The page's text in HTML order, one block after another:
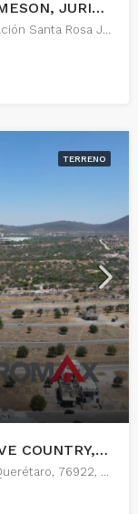
RENTA DE CASA EN VILLAS DEL MESON, JURIQUILLA, QUERETARO
Boulevard Misión de San Francisco, Delegación Santa Rosa Jáuregui, Juriquilla, Municipio de Querétaro, Querétaro, 76226, México
TERRENO
VENTA DE TERRENO EN PRESERVE COUNTRY, QUERETARO
Preserve Sur, Arroyo Hondo, Corregidora, Querétaro, 76922, México